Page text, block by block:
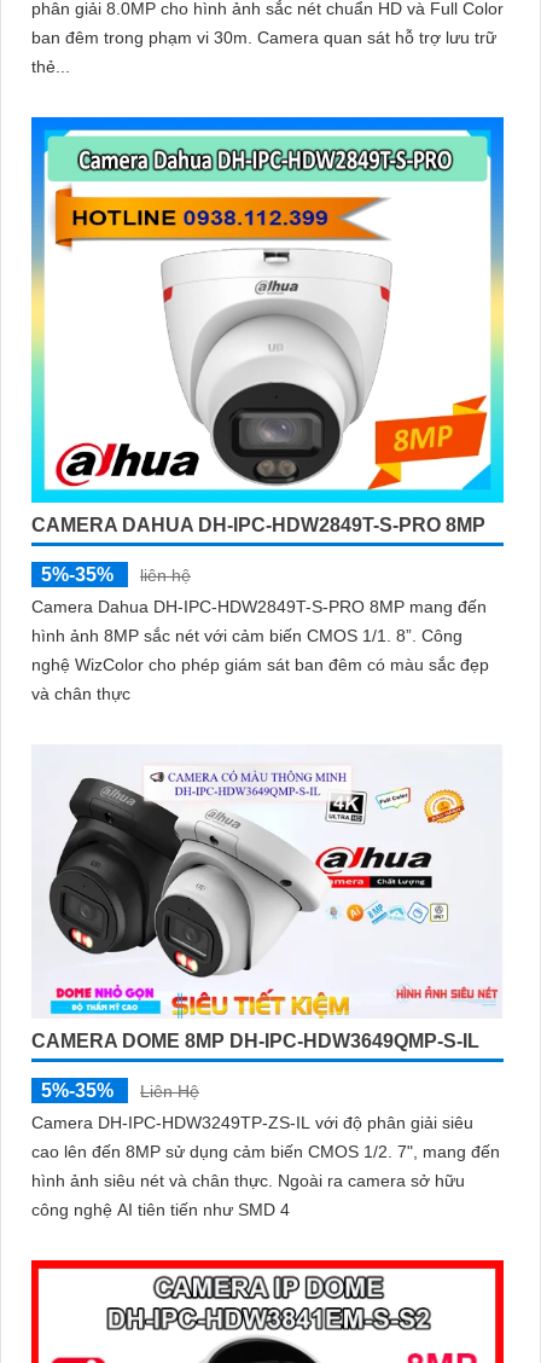
phân giải 8.0MP cho hình ảnh sắc nét chuẩn HD và Full Color
ban đêm trong phạm vi 30m. Camera quan sát hỗ trợ lưu trữ
thẻ...
CAMERA DAHUA DH-IPC-HDW2849T-S-PRO 8MP
5%-35%
liên hệ
Camera Dahua DH-IPC-HDW2849T-S-PRO 8MP mang đến
hình ảnh 8MP sắc nét với cảm biến CMOS 1/1. 8”. Công
nghệ WizColor cho phép giám sát ban đêm có màu sắc đẹp
và chân thực
CAMERA DOME 8MP DH-IPC-HDW3649QMP-S-IL
5%-35%
Liên Hệ
Camera DH-IPC-HDW3249TP-ZS-IL với độ phân giải siêu
cao lên đến 8MP sử dụng cảm biến CMOS 1/2. 7", mang đến
hình ảnh siêu nét và chân thực. Ngoài ra camera sở hữu
công nghệ AI tiên tiến như SMD 4